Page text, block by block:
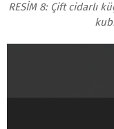
RESİM 8: Çift cidarlı